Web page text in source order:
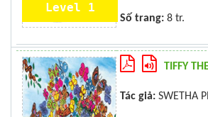
Level 1
Số trang: 8 tr.
TIFFY
Tác giả: SWETHA